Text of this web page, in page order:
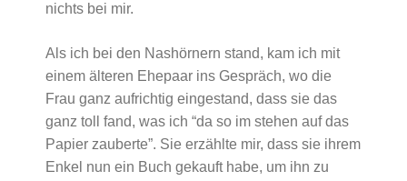
nichts bei mir.
Als ich bei den Nashörnern stand, kam ich mit
einem älteren Ehepaar ins Gespräch, wo die
Frau ganz aufrichtig eingestand, dass sie das
ganz toll fand, was ich “da so im stehen auf das
Papier zauberte”. Sie erzählte mir, dass sie ihrem
Enkel nun ein Buch gekauft habe, um ihn zu